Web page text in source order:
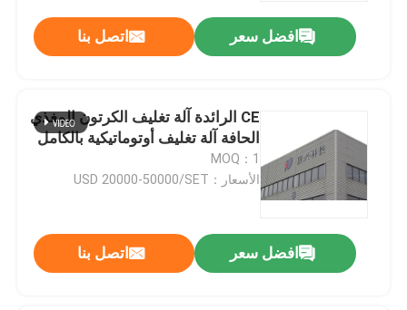
افضل سعر اتصل بنا
CE الرائدة آلة تغليف الكرتون المغذي
الحافة آلة تغليف أوتوماتيكية بالكامل
MOQ：1
الأسعار：USD 20000-50000/SET
افضل سعر اتصل بنا